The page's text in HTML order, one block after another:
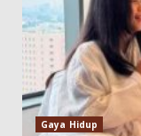
Gaya Hidup